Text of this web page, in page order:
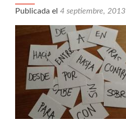
Publicada el 4 septiembre, 2013